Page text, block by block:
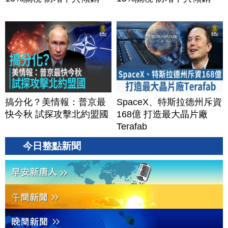
搞分化？美情報：普京最
快今秋 試探攻擊北約盟國
SpaceX、特斯拉德州斥資
168億 打造最大晶片廠
Terafab
今日整點新聞